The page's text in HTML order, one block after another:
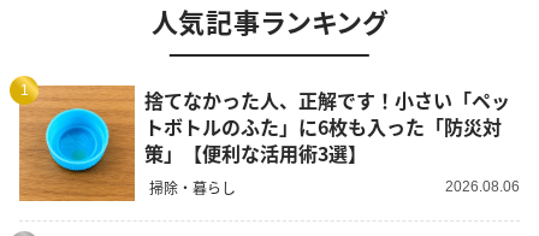
人気記事ランキング
1
捨てなかった人、正解です！小さい「ペッ
トボトルのふた」に6枚も入った「防災対
策」【便利な活用術3選】
掃除・暮らし 2026.08.06